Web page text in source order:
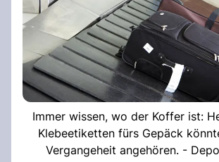
Immer wissen, wo der Koffer ist:
Klebeetiketten fürs Gepäck
Vergangeheit angehören. -